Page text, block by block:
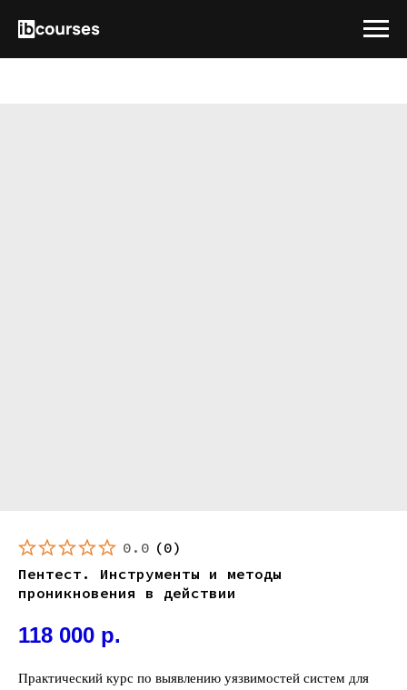
0.0 (0)
Пентест. Инструменты и методы
проникновения в действии
118 000 р.
Практический курс по выявлению уязвимостей систем для